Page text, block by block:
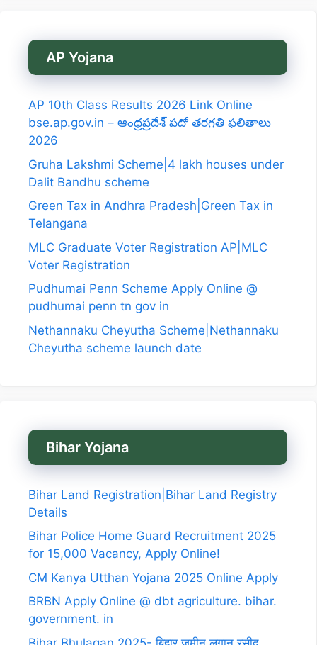
AP Yojana
AP 10th Class Results 2026 Link Online
bse.ap.gov.in – ఆంధ్రప్రదేశ్ పదో తరగతి ఫలితాలు
2026
Gruha Lakshmi Scheme|4 lakh houses under
Dalit Bandhu scheme
Green Tax in Andhra Pradesh|Green Tax in
Telangana
MLC Graduate Voter Registration AP|MLC
Voter Registration
Pudhumai Penn Scheme Apply Online @
pudhumai penn tn gov in
Nethannaku Cheyutha Scheme|Nethannaku
Cheyutha scheme launch date
Bihar Yojana
Bihar Land Registration|Bihar Land Registry
Details
Bihar Police Home Guard Recruitment 2025
for 15,000 Vacancy, Apply Online!
CM Kanya Utthan Yojana 2025 Online Apply
BRBN Apply Online @ dbt agriculture. bihar.
government. in